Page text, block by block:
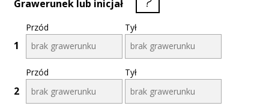
Grawerunek lub inicjał
1
Przód Tył
2
Przód Tył